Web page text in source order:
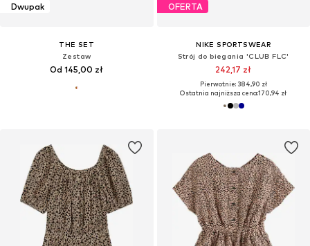
Dwupak
THE SET
Zestaw
Od 145,00 zł
OFERTA
NIKE SPORTSWEAR
Strój do biegania 'CLUB FLC'
242,17 zł
Pierwotnie: 384,90 zł
Ostatnia najniższa cena:170,94 zł